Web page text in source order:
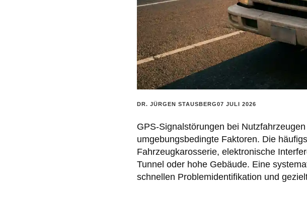
POSTED
DR. JÜRGEN STAUSBERG07 JULI 2026
GPS-Signalstörungen bei
umgebungsbedingte Faktoren. Die
Fahrzeugkarosserie, elektronische
Tunnel oder hohe Gebäude. Eine
schnellen Problemidentifikation und